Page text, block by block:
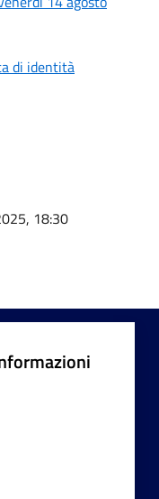
di identità
18:30